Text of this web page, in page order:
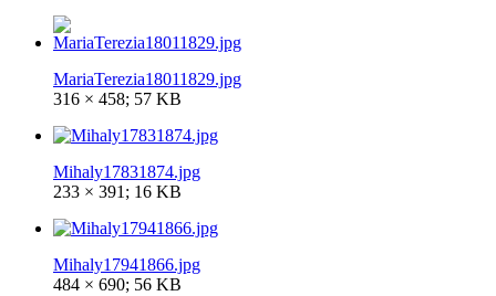
MariaTerezia18011829.jpg
316 × 458; 57 KB
Mihaly17831874.jpg
233 × 391; 16 KB
Mihaly17941866.jpg
484 × 690; 56 KB